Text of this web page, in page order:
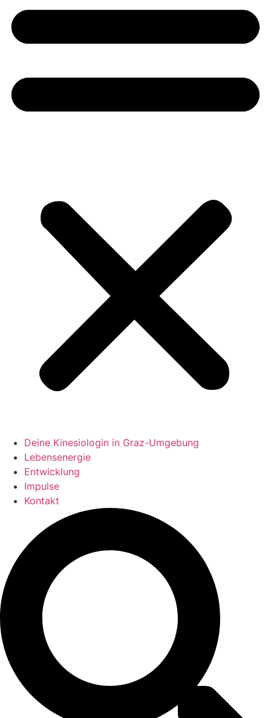
Deine Kinesiologin in Graz-Umgebung
Lebensenergie
Entwicklung
Impulse
Kontakt